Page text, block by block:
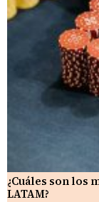
¿Cuáles son los
LATAM?